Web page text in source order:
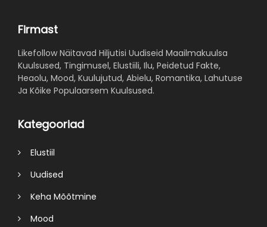
Firmast
Likefollow Näitavad Hiljutisi Uudiseid Maailmakuulsa
Kuulsused, Tingimusel, Elustiili, Ilu, Peidetud Fakte,
Heaolu, Mood, Kuulujutud, Abielu, Romantika, Lahutuse
Ja Kõike Populaarsem Kuulsused.
Kategooriad
Elustiil
Uudised
Keha Mõõtmine
Mood